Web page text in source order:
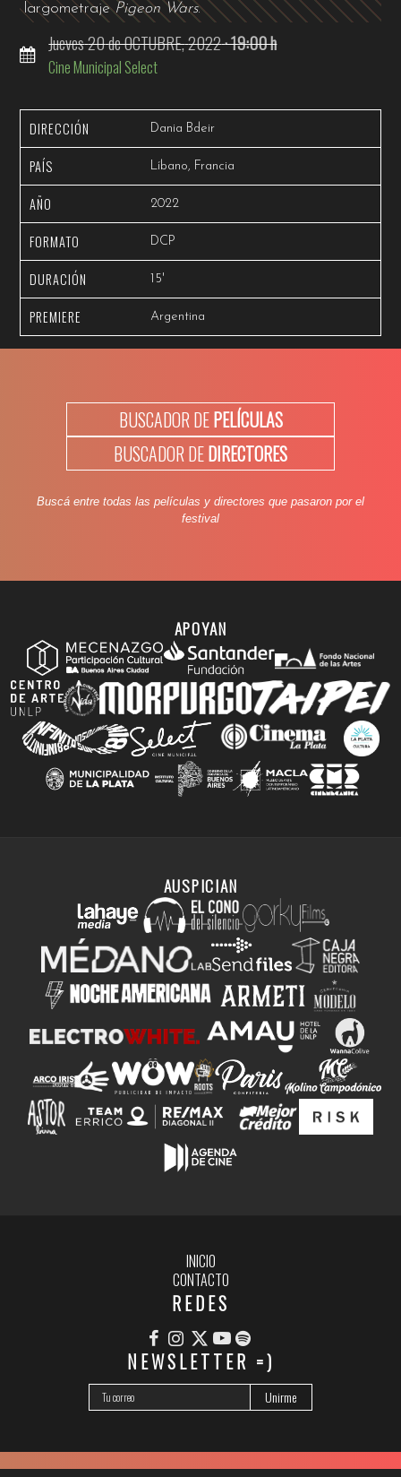
largometrajePigeon Wars.
Jueves20de OCTUBRE,2022· 19:00 h
Cine Municipal Select
DIRECCIÓN Dania Bdeir
PAÍS Líbano, Francia
AÑO 2022
FORMATO DCP
DURACIÓN 15'
PREMIERE Argentina
BUSCADOR DEPELÍCULAS
BUSCADOR DEDIRECTORES
Buscá entre todas las películas y directores que pasaron por el
festival
APOYAN
AUSPICIAN
INICIO
CONTACTO
REDES
NEWSLETTER =)